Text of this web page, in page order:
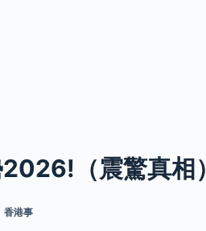
（震驚真相）
香港事